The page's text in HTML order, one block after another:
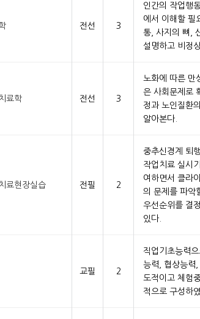
전선 3
인간의 작업행
에서 이해할 필
통, 사지의 뼈,
설명하고 비정
료학 전선 3
노화에 따른 만
은 사회문제로
정과 노인질환
알아본다.
료현장실습 전필 2
중추신경계 퇴
작업치료 실시
여하면서 클라
의 문제를 파악
우선순위를 결
있다.
교필 2
직업기초능력
능력, 협상능력
도적이고 체험
적으로 구성하